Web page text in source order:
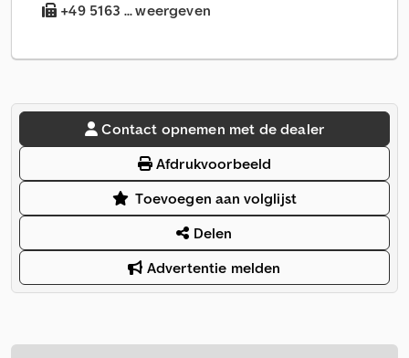
+49 5163 ... weergeven
Contact opnemen met de dealer
Afdrukvoorbeeld
Toevoegen aan volglijst
Delen
Advertentie melden